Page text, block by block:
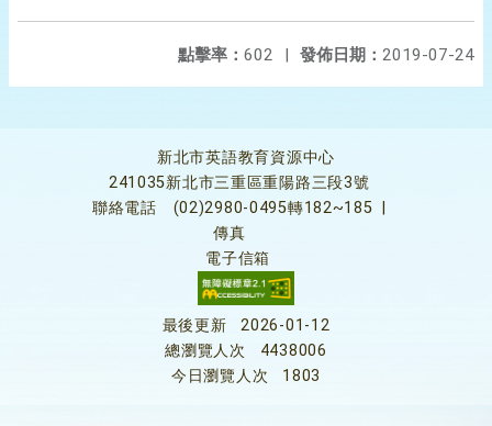
發佈日期： 2019-07-24
點擊率： 602 |
新北市英語教育資源中心
241035新北市三重區重陽路三段3號
聯絡電話
(02)2980-0495轉182~185
傳真
電子信箱
最後更新
2026-01-12
總瀏覽人次
4438006
今日瀏覽人次
1803